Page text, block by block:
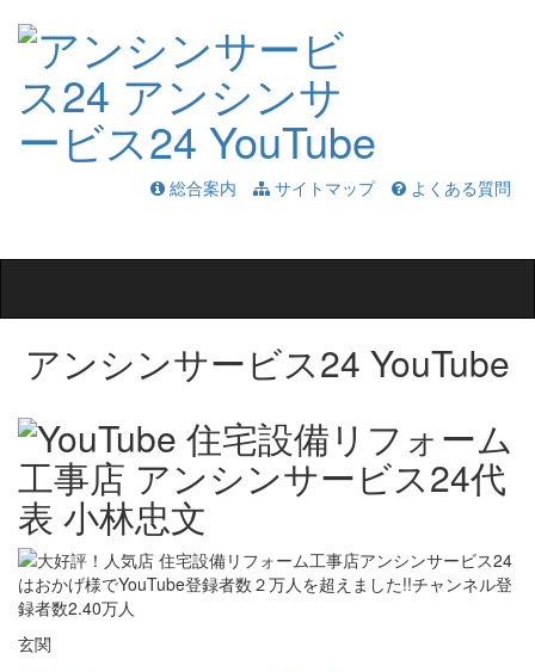
総合案内 サイトマップ
よくある質問
アンシンサービス24 YouTube
玄関